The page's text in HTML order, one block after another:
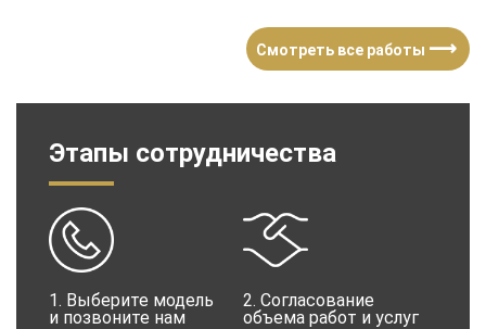
Смотреть все работы ⟶
Этапы сотрудничества
1. Выберите модель
и позвоните нам
2. Согласование
объема работ и услуг